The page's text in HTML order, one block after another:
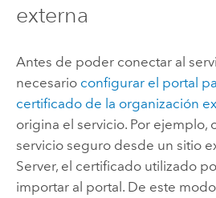
externa
Antes de poder conectar al
necesario configurar el portal
certificado de la organización
origina el servicio. Por ejemplo,
servicio seguro desde un sitio
Server, el certificado utilizado
importar al portal. De este